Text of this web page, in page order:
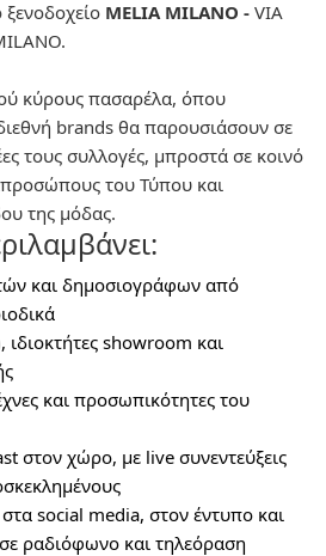
ξενοδοχείο MELIA MILANO - VIA
κύρους πασαρέλα, όπου
brands θα παρουσιάσουν σε
τους συλλογές, μπροστά σε κοινό
του Τύπου και
της μόδας.
και δημοσιογράφων από
showroom και
και προσωπικότητες του
στον χώρο, με live συνεντεύξεις
social media, στον έντυπο και
ραδιόφωνο και τηλεόραση